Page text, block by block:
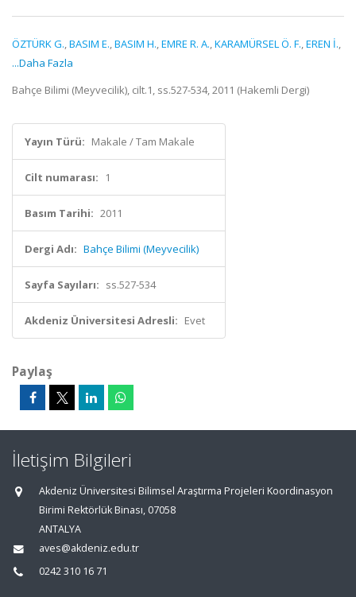
ÖZTÜRK G.,BASIM E.,BASIM H.,EMRE R. A.,KARAMÜRSEL Ö. F.,EREN İ.,
...Daha Fazla
Bahçe Bilimi (Meyvecilik), cilt.1, ss.527-534, 2011 (Hakemli Dergi)
Yayın Türü: Makale / Tam Makale
Cilt numarası: 1
Basım Tarihi: 2011
Dergi Adı: Bahçe Bilimi (Meyvecilik)
Sayfa Sayıları: ss.527-534
Akdeniz Üniversitesi Adresli: Evet
Paylaş
İletişim Bilgileri
Akdeniz Üniversitesi Bilimsel Araştırma Projeleri Koordinasyon
Birimi Rektörlük Binası, 07058
ANTALYA
aves@akdeniz.edu.tr
0242 310 16 71